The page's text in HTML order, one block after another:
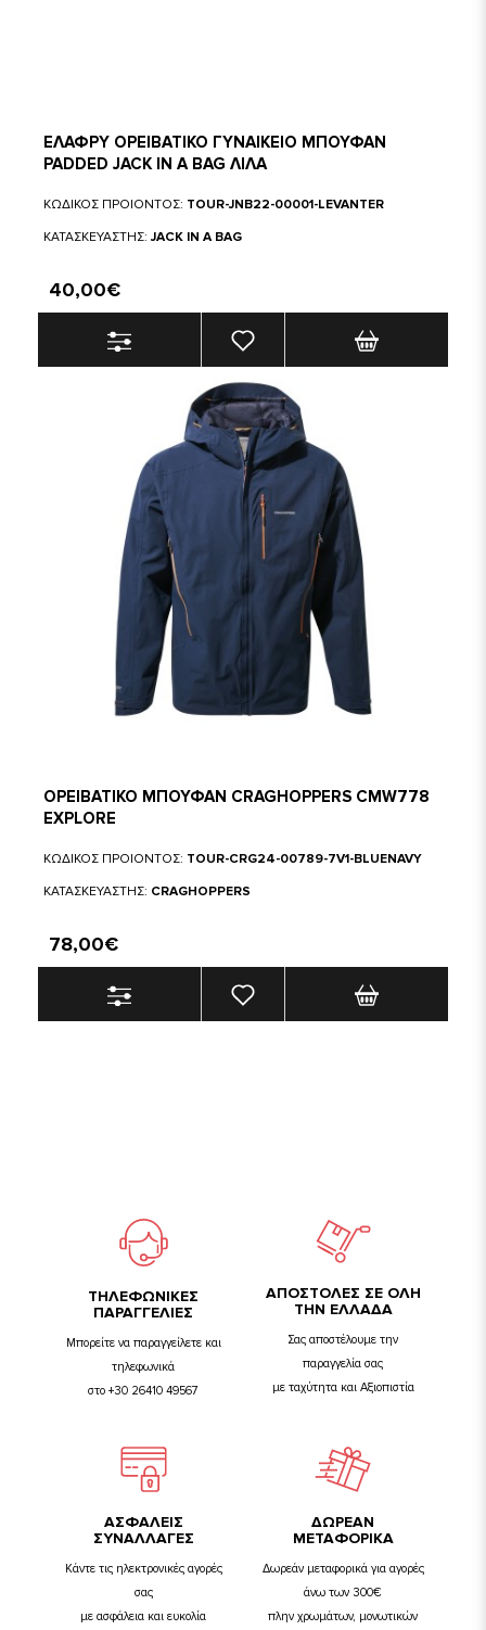
ΕΛΑΦΡΥ ΟΡΕΙΒΑΤΙΚΟ ΓΥΝΑΙΚΕΙΟ ΜΠΟΥΦΑΝ
PADDED JACK IN A BAG ΛΙΛΑ
ΚΩΔΙΚΟΣ ΠΡΟΙΟΝΤΟΣ: TOUR-JNB22-00001-LEVANTER
ΚΑΤΑΣΚΕΥΑΣΤΗΣ: JACK IN A BAG
40,00€
ΟΡΕΙΒΑΤΙΚΟ ΜΠΟΥΦΑΝ CRAGHOPPERS CMW778
EXPLORE
ΚΩΔΙΚΟΣ ΠΡΟΙΟΝΤΟΣ: TOUR-CRG24-00789-7V1-BLUENAVY
ΚΑΤΑΣΚΕΥΑΣΤΗΣ: CRAGHOPPERS
78,00€
TΗΛΕΦΩΝΙΚΕΣ
ΠΑΡΑΓΓΕΛΙΕΣ
Μπορείτε να παραγγείλετε και
τηλεφωνικά
στο +30 26410 49567
ΑΠΟΣΤΟΛΕΣ ΣΕ ΟΛΗ
ΤΗΝ ΕΛΛΑΔΑ
Σας αποστέλουμε την
παραγγελία σας
με ταχύτητα και Αξιοπιστία
ΑΣΦΑΛΕΙΣ
ΣΥΝΑΛΛΑΓΕΣ
Κάντε τις ηλεκτρονικές αγορές
σας
με ασφάλεια και ευκολία
ΔΩΡΕΑΝ
ΜΕΤΑΦΟΡΙΚΑ
Δωρεάν μεταφορικά για αγορές
άνω των 300€
πλην χρωμάτων, μονωτικών